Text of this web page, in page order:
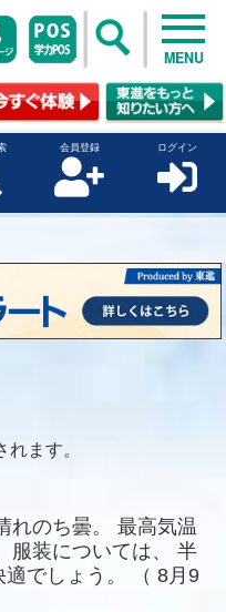
MENU
会員登録 ログイン
ます。
れのち曇。
最高気温
服装については、
半
でしょう。
（ 8月9